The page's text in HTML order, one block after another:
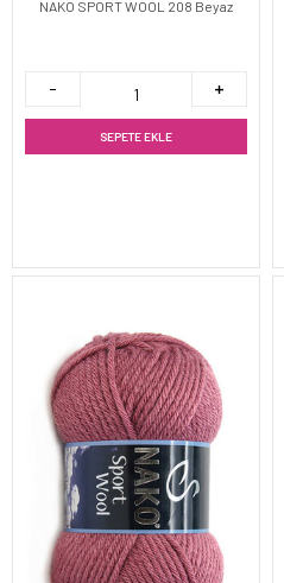
NAKO SPORT WOOL 208 Beyaz
SEPETE EKLE